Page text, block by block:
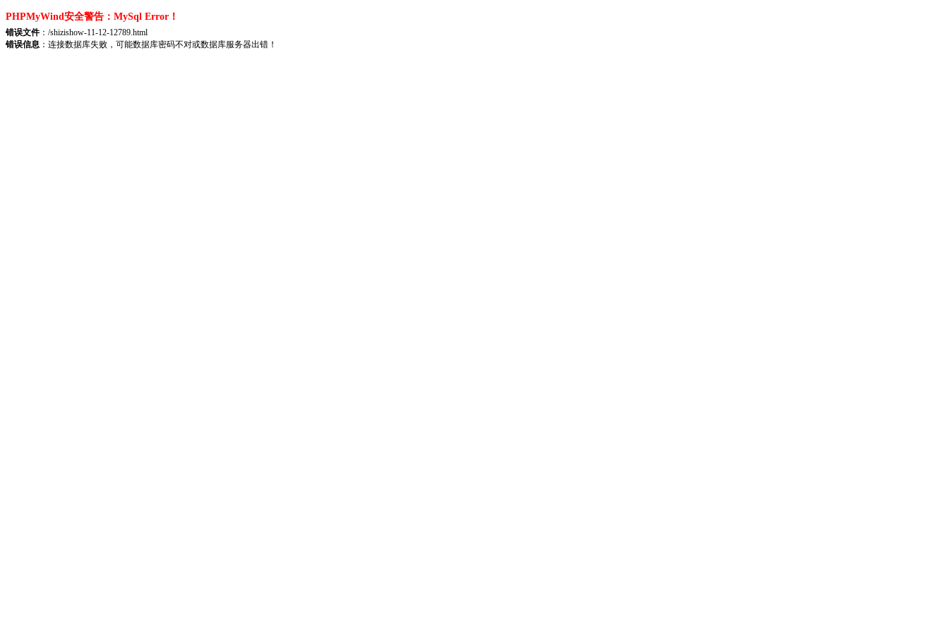
PHPMyWind安全警告：MySql Error！
错误文件：/shizishow-11-12-12789.html
错误信息 ：连接数据库失败，可能数据库密码不对或数据库服务器出错！